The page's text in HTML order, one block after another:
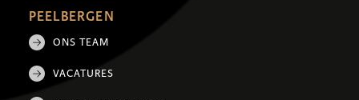
PEELBERGEN
ONS TEAM
VACATURES